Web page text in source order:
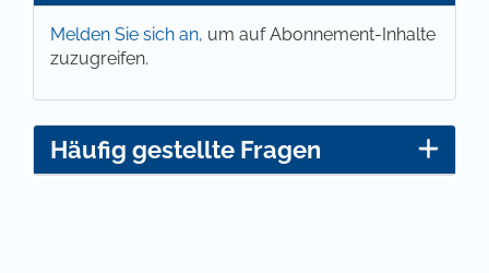
Melden Sie sich an, um auf Abonnement-Inhalte
zuzugreifen.
Häufig gestellte Fragen